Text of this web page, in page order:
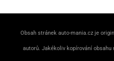
Obsah stránek auto-mania.cz je
autorů. Jakékoliv kopírování